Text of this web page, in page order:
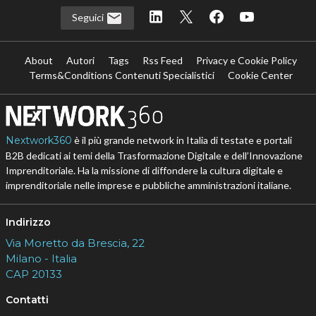
Seguici
About Autori Tags Rss Feed
Privacy e Cookie Policy
Terms&Conditions Contenuti Specialistici
Cookie Center
Nextwork360 è il più grande network in Italia di testate e portali
B2B dedicati ai temi della Trasformazione Digitale e dell’Innovazione
Imprenditoriale. Ha la missione di diffondere la cultura digitale e
imprenditoriale nelle imprese e pubbliche amministrazioni italiane.
Indirizzo
Via Moretto da Brescia, 22
Milano - Italia
CAP 20133
Contatti